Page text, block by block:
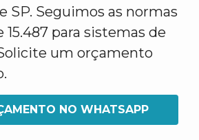
SP. Seguimos as normas
15.487 para sistemas de
um orçamento
NO WHATSAPP